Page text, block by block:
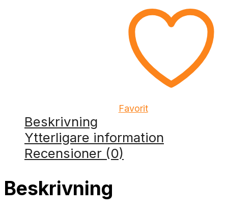
Favorit
Beskrivning
Ytterligare information
Recensioner (0)
Beskrivning